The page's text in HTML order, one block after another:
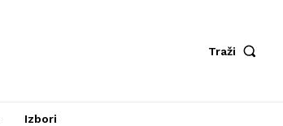
Traži
Izbori